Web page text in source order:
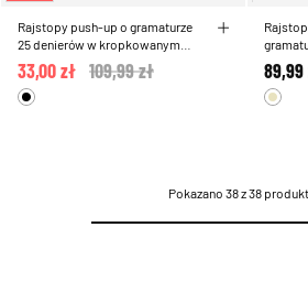
Rajstopy push-up o gramaturze
25 denierów w kropkowanym
wzorze
Price reduced from
109,99 zł
33,00 zł 89,99
Pokazano 38 z 38